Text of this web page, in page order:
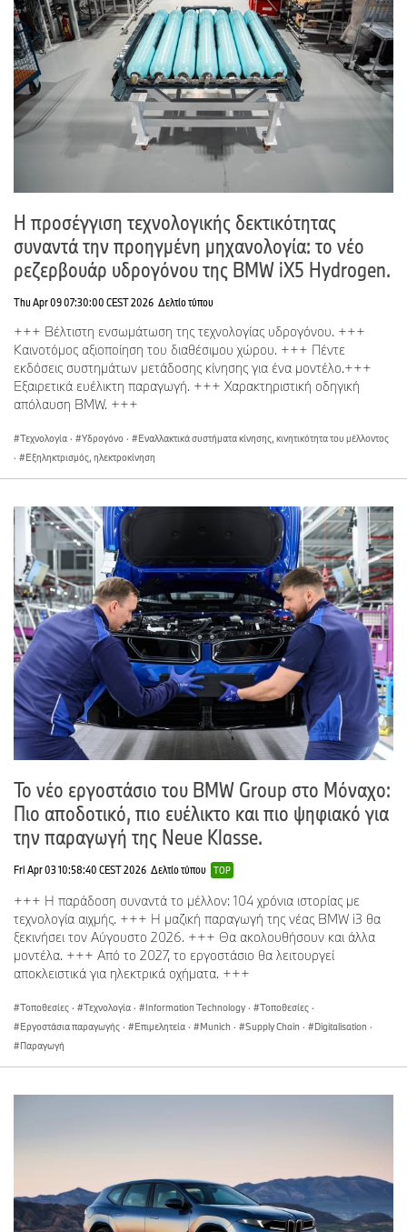
Η προσέγγιση τεχνολογικής δεκτικότητας
συναντά την προηγμένη μηχανολογία: το νέο
ρεζερβουάρ υδρογόνου της BMW iX5 Hydrogen.
Thu Apr 09 07:30:00 CEST 2026 Δελτίο τύπου
+++ Βέλτιστη ενσωμάτωση της τεχνολογίας υδρογόνου. +++
Καινοτόμος αξιοποίηση του διαθέσιμου χώρου. +++ Πέντε
εκδόσεις συστημάτων μετάδοσης κίνησης για ένα μοντέλο.+++
Εξαιρετικά ευέλικτη παραγωγή. +++ Χαρακτηριστική οδηγική
απόλαυση BMW. +++
Τεχνολογία · Υδρογόνο ·
Εναλλακτικά συστήματα κίνησης, κινητικότητα του μέλλοντος
·
Εξηληκτρισμός, ηλεκτροκίνηση
Το νέο εργοστάσιο του BMW Group στο Μόναχο:
Πιο αποδοτικό, πιο ευέλικτο και πιο ψηφιακό για
την παραγωγή της Neue Klasse.
Fri Apr 03 10:58:40 CEST 2026 Δελτίο τύπου TOP
+++ Η παράδοση συναντά το μέλλον: 104 χρόνια ιστορίας με
τεχνολογία αιχμής. +++ Η μαζική παραγωγή της νέας BMW i3 θα
ξεκινήσει τον Αύγουστο 2026. +++ Θα ακολουθήσουν και άλλα
μοντέλα. +++ Από το 2027, το εργοστάσιο θα λειτουργεί
αποκλειστικά για ηλεκτρικά οχήματα. +++
Τοποθεσίες · Τεχνολογία · Information Technology · Τοποθεσίες ·
Εργοστάσια παραγωγής · Επιμελητεία · Munich · Supply Chain · Digitalisation ·
Παραγωγή